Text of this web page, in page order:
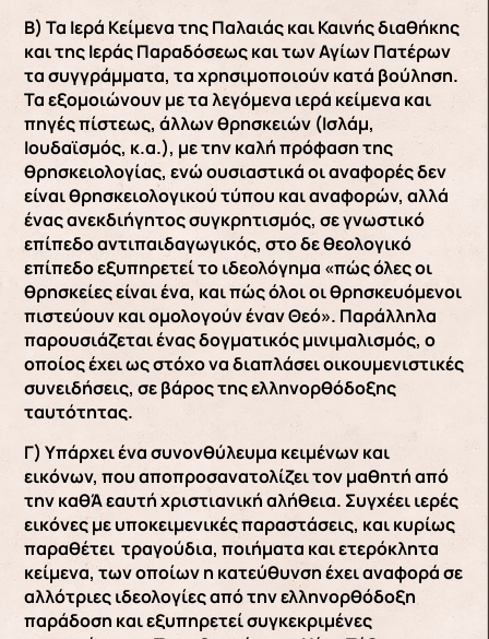
Β) Τα Ιερά Κείμενα της Παλαιάς και Καινής διαθήκης
και της Ιεράς Παραδόσεως και των Αγίων Πατέρων
τα συγγράμματα, τα χρησιμοποιούν κατά βούληση.
Τα εξομοιώνουν με τα λεγόμενα ιερά κείμενα και
πηγές πίστεως, άλλων θρησκειών (Ισλάμ,
Ιουδαϊσμός, κ.α.), με την καλή πρόφαση της
θρησκειολογίας, ενώ ουσιαστικά οι αναφορές δεν
είναι θρησκειολογικού τύπου και αναφορών, αλλά
ένας ανεκδιήγητος συγκρητισμός, σε γνωστικό
επίπεδο αντιπαιδαγωγικός, στο δε θεολογικό
επίπεδο εξυπηρετεί το ιδεολόγημα «πώς όλες οι
θρησκείες είναι ένα, και πώς όλοι οι θρησκευόμενοι
πιστεύουν και ομολογούν έναν Θεό». Παράλληλα
παρουσιάζεται ένας δογματικός μινιμαλισμός, ο
οποίος έχει ως στόχο να διαπλάσει οικουμενιστικές
συνειδήσεις, σε βάρος της ελληνορθόδοξης
ταυτότητας.
Γ) Υπάρχει ένα συνονθύλευμα κειμένων και
εικόνων, που αποπροσανατολίζει τον μαθητή από
την καθΆ εαυτή χριστιανική αλήθεια. Συγχέει ιερές
εικόνες με υποκειμενικές παραστάσεις, και κυρίως
παραθέτει τραγούδια, ποιήματα και ετερόκλητα
κείμενα, των οποίων η κατεύθυνση έχει αναφορά σε
αλλότριες ιδεολογίες από την ελληνορθόδοξη
παράδοση και εξυπηρετεί συγκεκριμένες